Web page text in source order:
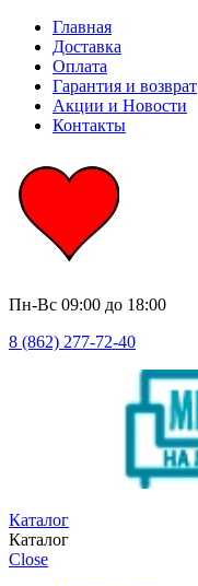
Главная
Доставка
Оплата
Гарантия и возврат
Акции и Новости
Контакты
Пн-Вс 09:00 до 18:00
8 (862) 277-72-40
Каталог
Каталог
Close